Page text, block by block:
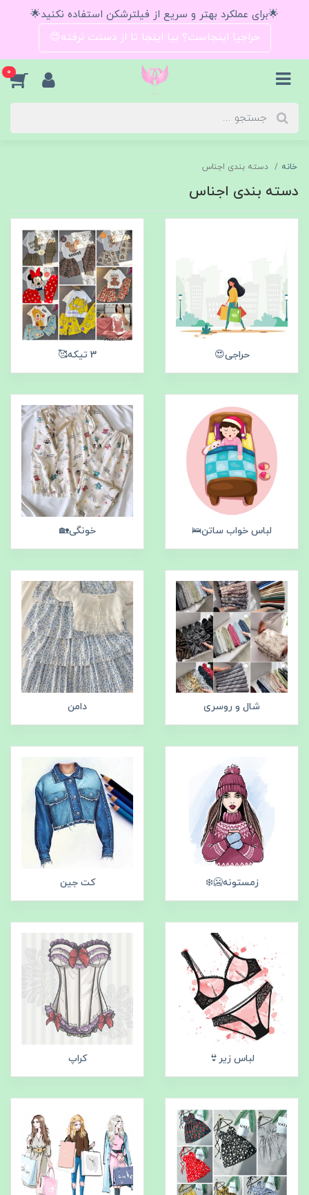
🌟برای عملکرد بهتر و سریع از فیلترشکن استفاده نکنید🌟
حراجیا اینجاست؟ بیا اینجا تا از دستت نرفته😍
0
خانه دسته بندی اجناس
دسته بندی اجناس
حراجی😍 3 تیکه🥰
لباس خواب ساتن🛌 خونگی🏡
شال و روسری دامن
زمستونه🥶❄️ کت جین
لباس زیر👙 کراپ